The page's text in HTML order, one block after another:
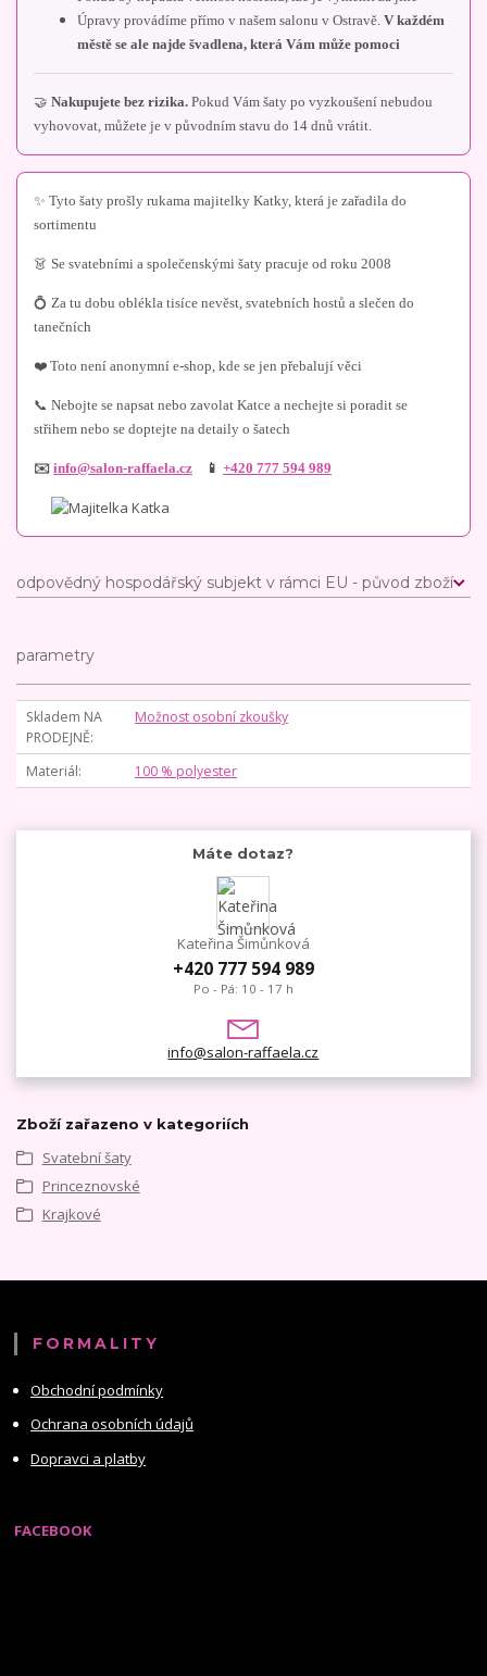
Úpravy provádíme přímo v našem salonu v Ostravě. V každém
městě se ale najde švadlena, která Vám může pomoci
🤝 Nakupujete bez rizika. Pokud Vám šaty po vyzkoušení nebudou
vyhovovat, můžete je v původním stavu do 14 dnů vrátit.
✨ Tyto šaty prošly rukama majitelky Katky, která je zařadila do
sortimentu
👗 Se svatebními a společenskými šaty pracuje od roku 2008
💍 Za tu dobu oblékla tisíce nevěst, svatebních hostů a slečen do
tanečních
❤️ Toto není anonymní e-shop, kde se jen přebalují věci
📞 Nebojte se napsat nebo zavolat Katce a nechejte si poradit se
střihem nebo se doptejte na detaily o šatech
✉️ info@salon-raffaela.cz 📱 +420 777 594 989
odpovědný hospodářský subjekt v rámci EU - původ zboží
parametry
Skladem NA
PRODEJNĚ
Možnost osobní zkoušky
Materiál 100 % polyester
Máte dotaz?
Kateřina Šimůnková
+420 777 594 989
Po - Pá: 10 - 17 h
info@salon-raffaela.cz
Zboží zařazeno v kategoriích
Svatební šaty
Princeznovské
Krajkové
FORMALITY
Obchodní podmínky
Ochrana osobních údajů
Dopravci a platby
FACEBOOK